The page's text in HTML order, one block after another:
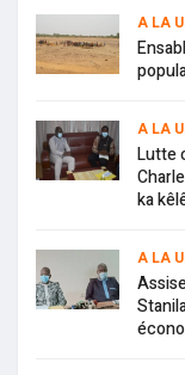
A LA
A LA
Lutte
ka
A LA